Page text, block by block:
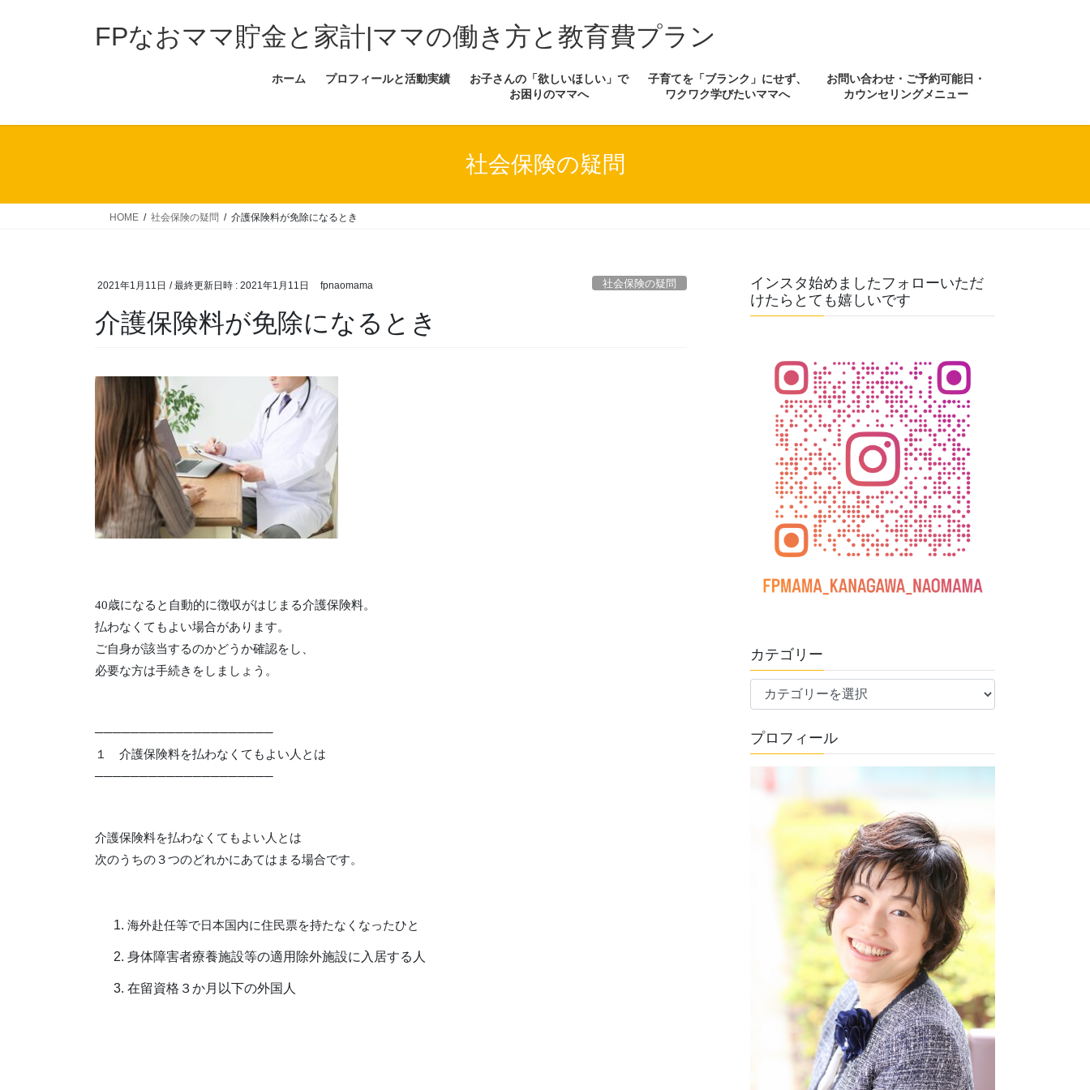
ス
ン
FPなおママ貯金と家計|ママの働き方と教育費プラン
ホーム プロフィールと活動実績
お子さんの「欲しいほしい」で
お困りのママへ
子育てを「ブランク」にせず、
ワクワク学びたいママへ
お問い合わせ・ご予約可能日・
カウンセリングメニュー
社会保険の疑問
HOME 社会保険の疑問 介護保険料が免除になるとき
2021年1月11日 / 最終更新日時 : 2021年1月11日 fpnaomama 社会保険の疑問
介護保険料が免除になるとき
40歳になると自動的に徴収がはじまる介護保険料。
払わなくてもよい場合があ ります。
ご自身が該当するのかどうか確認をし、
必要な方は手続きをしましょう。
────────────────────
１ 介護保険料を払わなくてもよい人とは
────────────────────
介護保険料を払わなくてもよい人とは
次のうちの３つのどれかにあてはまる場合です。
海外赴任等で日本国内に住民票を持たなくなったひと
身体障害者療養施設等の適用除外施設に入居する人
在留資格３か月以下の外国人
インスタ始めましたフォローいただ
けたらとても嬉しいです
カテゴリー
テ
リ
プロフィール